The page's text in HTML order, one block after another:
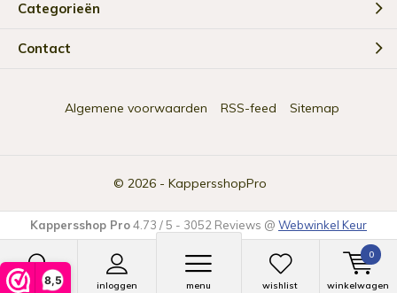
8,5
zoeken inloggen menu wishlist winkelwagen
0
Categorieën
Contact
© 2026 - KappersshopPro
Algemene voorwaarden RSS-feed Sitemap
Kappersshop Pro4.73 /5 - 3052 Reviews @ Webwinkel Keur